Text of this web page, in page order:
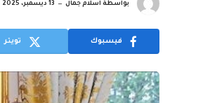
بواسطة اسلام جمال 13 ديسمبر، 2025
فيسبوك تويتر